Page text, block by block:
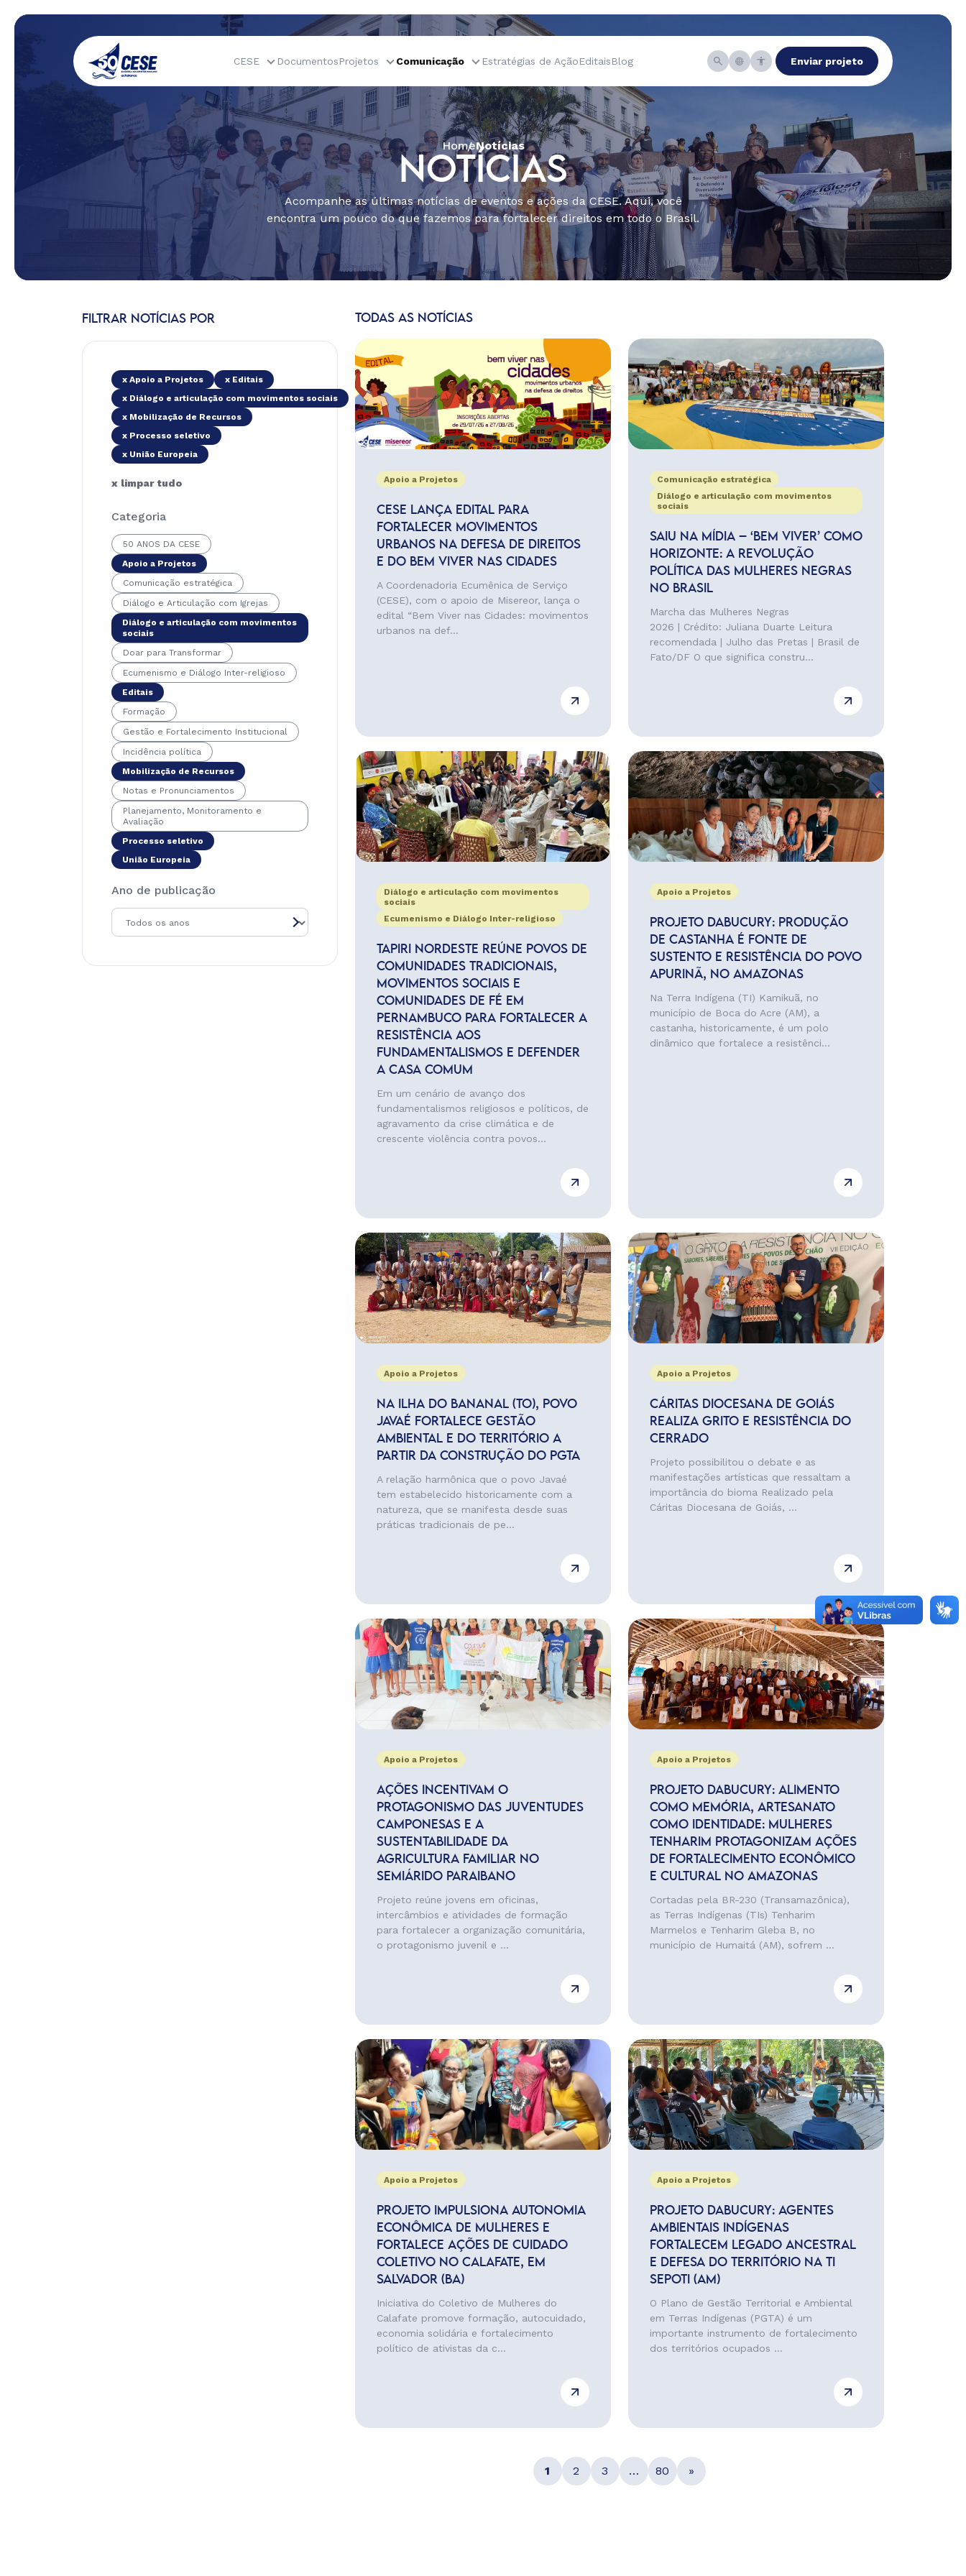
CESE DocumentosProjetos Comunicação Estratégias de AçãoEditaisBlog Enviar projeto
HomeNotícias
NOTÍCIAS
Acompanhe as últimas notícias de eventos e ações da CESE. Aqui, você
encontra um pouco do que fazemos para fortalecer direitos em todo o Brasil.
FILTRAR NOTÍCIAS POR
x Apoio a Projetos
x Editais
x Diálogo e articulação com movimentos sociais
x Mobilização de Recursos
x Processo seletivo
x União Europeia
x limpar tudo
Categoria
50 ANOS DA CESE
Apoio a Projetos
Comunicação estratégica
Diálogo e Articulação com Igrejas
Diálogo e articulação com movimentos
sociais
Doar para Transformar
Ecumenismo e Diálogo Inter-religioso
Editais
Formação
Gestão e Fortalecimento Institucional
Incidência política
Mobilização de Recursos
Notas e Pronunciamentos
Planejamento, Monitoramento e
Avaliação
Processo seletivo
União Europeia
Ano de publicação
TODAS AS NOTÍCIAS
Apoio a Projetos
CESE LANÇA EDITAL PARA
FORTALECER MOVIMENTOS
URBANOS NA DEFESA DE DIREITOS
E DO BEM VIVER NAS CIDADES
A Coordenadoria Ecumênica de Serviço
(CESE), com o apoio de Misereor, lança o
edital “Bem Viver nas Cidades: movimentos
urbanos na def...
Comunicação estratégica
Diálogo e articulação com movimentos
sociais
SAIU NA MÍDIA – ‘BEM VIVER’ COMO
HORIZONTE: A REVOLUÇÃO
POLÍTICA DAS MULHERES NEGRAS
NO BRASIL
Marcha das Mulheres Negras
2026 | Crédito: Juliana Duarte Leitura
recomendada | Julho das Pretas | Brasil de
Fato/DF O que significa constru...
Diálogo e articulação com movimentos
sociais
Ecumenismo e Diálogo Inter-religioso
TAPIRI NORDESTE REÚNE POVOS DE
COMUNIDADES TRADICIONAIS,
MOVIMENTOS SOCIAIS E
COMUNIDADES DE FÉ EM
PERNAMBUCO PARA FORTALECER A
RESISTÊNCIA AOS
FUNDAMENTALISMOS E DEFENDER
A CASA COMUM
Em um cenário de avanço dos
fundamentalismos religiosos e políticos, de
agravamento da crise climática e de
crescente violência contra povos...
Apoio a Projetos
PROJETO DABUCURY: PRODUÇÃO
DE CASTANHA É FONTE DE
SUSTENTO E RESISTÊNCIA DO POVO
APURINÃ, NO AMAZONAS
Na Terra Indígena (TI) Kamikuã, no
município de Boca do Acre (AM), a
castanha, historicamente, é um polo
dinâmico que fortalece a resistênci...
Apoio a Projetos
NA ILHA DO BANANAL (TO), POVO
JAVAÉ FORTALECE GESTÃO
AMBIENTAL E DO TERRITÓRIO A
PARTIR DA CONSTRUÇÃO DO PGTA
A relação harmônica que o povo Javaé
tem estabelecido historicamente com a
natureza, que se manifesta desde suas
práticas tradicionais de pe...
Apoio a Projetos
CÁRITAS DIOCESANA DE GOIÁS
REALIZA GRITO E RESISTÊNCIA DO
CERRADO
Projeto possibilitou o debate e as
manifestações artísticas que ressaltam a
importância do bioma Realizado pela
Cáritas Diocesana de Goiás, ...
Apoio a Projetos
AÇÕES INCENTIVAM O
PROTAGONISMO DAS JUVENTUDES
CAMPONESAS E A
SUSTENTABILIDADE DA
AGRICULTURA FAMILIAR NO
SEMIÁRIDO PARAIBANO
Projeto reúne jovens em oficinas,
intercâmbios e atividades de formação
para fortalecer a organização comunitária,
o protagonismo juvenil e ...
Apoio a Projetos
PROJETO DABUCURY: ALIMENTO
COMO MEMÓRIA, ARTESANATO
COMO IDENTIDADE: MULHERES
TENHARIM PROTAGONIZAM AÇÕES
DE FORTALECIMENTO ECONÔMICO
E CULTURAL NO AMAZONAS
Cortadas pela BR-230 (Transamazônica),
as Terras Indígenas (TIs) Tenharim
Marmelos e Tenharim Gleba B, no
município de Humaitá (AM), sofrem ...
Apoio a Projetos
PROJETO IMPULSIONA AUTONOMIA
ECONÔMICA DE MULHERES E
FORTALECE AÇÕES DE CUIDADO
COLETIVO NO CALAFATE, EM
SALVADOR (BA)
Iniciativa do Coletivo de Mulheres do
Calafate promove formação, autocuidado,
economia solidária e fortalecimento
político de ativistas da c...
Apoio a Projetos
PROJETO DABUCURY: AGENTES
AMBIENTAIS INDÍGENAS
FORTALECEM LEGADO ANCESTRAL
E DEFESA DO TERRITÓRIO NA TI
SEPOTI (AM)
O Plano de Gestão Territorial e Ambiental
em Terras Indígenas (PGTA) é um
importante instrumento de fortalecimento
dos territórios ocupados ...
1 2 3 … 80 »